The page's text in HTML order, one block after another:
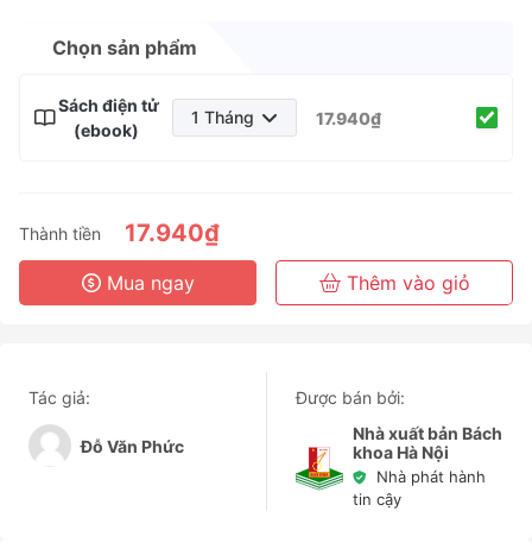
Chọn sản phẩm
Sách điện tử
(ebook)
1 Tháng
6 Tháng
3 Năm
17.940₫
Thành tiền 17.940₫
Mua ngay Thêm vào giỏ
Tác giả:
Đỗ Văn Phức
Được bán bởi:
Nhà xuất bản Bách
khoa Hà Nội
Nhà phát hành
tin cậy